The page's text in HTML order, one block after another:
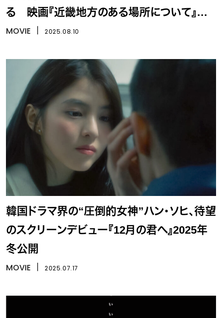
る 映画『近畿地方のある場所について』白
石晃士×背筋 （聞き手・ギンティ小林）
MOVIE 2025.08.10
韓国ドラマ界の“圧倒的女神”ハン・ソヒ、待望
のスクリーンデビュー『12月の君へ』2025年
冬公開
MOVIE 2025.07.17